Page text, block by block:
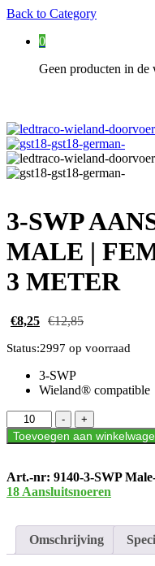
Back to Category
0
Geen producten in de
3-SWP
MALE |
3 METER
€8,25 €12,85
Status:2997 op voorraad
3-SWP
Wieland® compatible
3-
SWP
|
FEMALE
|
3
- +
Toevoegen aan
Art.-nr: 9140-3-SWP
18 Aansluitsnoeren
Omschrijving